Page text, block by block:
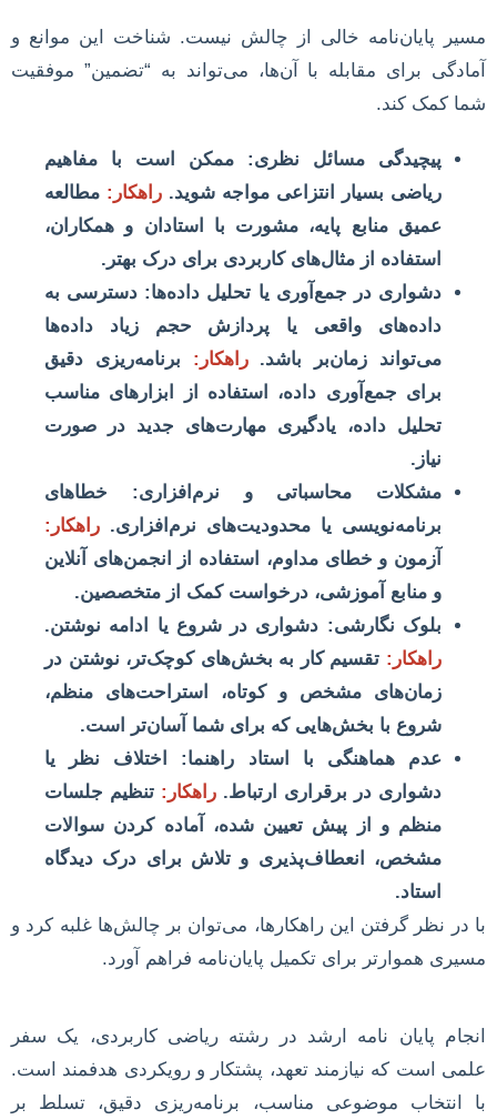
مسیر پایان‌نامه خالی از چالش نیست. شناخت این موانع و
آمادگی برای مقابله با آن‌ها، می‌تواند به “تضمین” موفقیت
شما کمک کند.
پیچیدگی مسائل نظری: ممکن است با مفاهیم
ریاضی بسیار انتزاعی مواجه شوید. راهکار: مطالعه
عمیق منابع پایه، مشورت با استادان و همکاران،
استفاده از مثال‌های کاربردی برای درک بهتر.
دشواری در جمع‌آوری یا تحلیل داده‌ها: دسترسی به
داده‌های واقعی یا پردازش حجم زیاد داده‌ها
می‌تواند زمان‌بر باشد.راهکار: برنامه‌ریزی دقیق
برای جمع‌آوری داده، استفاده از ابزارهای مناسب
تحلیل داده، یادگیری مهارت‌های جدید در صورت
نیاز.
مشکلات محاسباتی و نرم‌افزاری: خطاهای
برنامه‌نویسی یا محدودیت‌های نرم‌افزاری. راهکار:
آزمون و خطای مداوم، استفاده از انجمن‌های آنلاین
و منابع آموزشی، درخواست کمک از متخصصین.
بلوک نگارشی: دشواری در شروع یا ادامه نوشتن.
راهکار: تقسیم کار به بخش‌های کوچک‌تر، نوشتن در
زمان‌های مشخص و کوتاه، استراحت‌های منظم،
شروع با بخش‌هایی که برای شما آسان‌تر است.
عدم هماهنگی با استاد راهنما: اختلاف نظر یا
دشواری در برقراری ارتباط. راهکار: تنظیم جلسات
منظم و از پیش تعیین شده، آماده کردن سوالات
مشخص، انعطاف‌پذیری و تلاش برای درک دیدگاه
استاد.
با در نظر گرفتن این راهکارها، می‌توان بر چالش‌ها غلبه کرد و
مسیری هموارتر برای تکمیل پایان‌نامه فراهم آورد.
انجام پایان نامه ارشد در رشته ریاضی کاربردی، یک سفر
علمی است که نیازمند تعهد، پشتکار و رویکردی هدفمند است.
با انتخاب موضوعی مناسب، برنامه‌ریزی دقیق، تسلط بر